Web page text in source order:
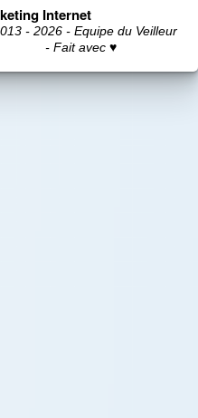
Internet
- 2026 - Equipe du Veilleur
- Fait avec ♥